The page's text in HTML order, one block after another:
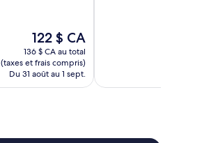
Le
prix
est
de
122 $ CA
122 $ CA
136 $ CA au total
(taxes et frais compris)
Du 31 août au 1 sept.